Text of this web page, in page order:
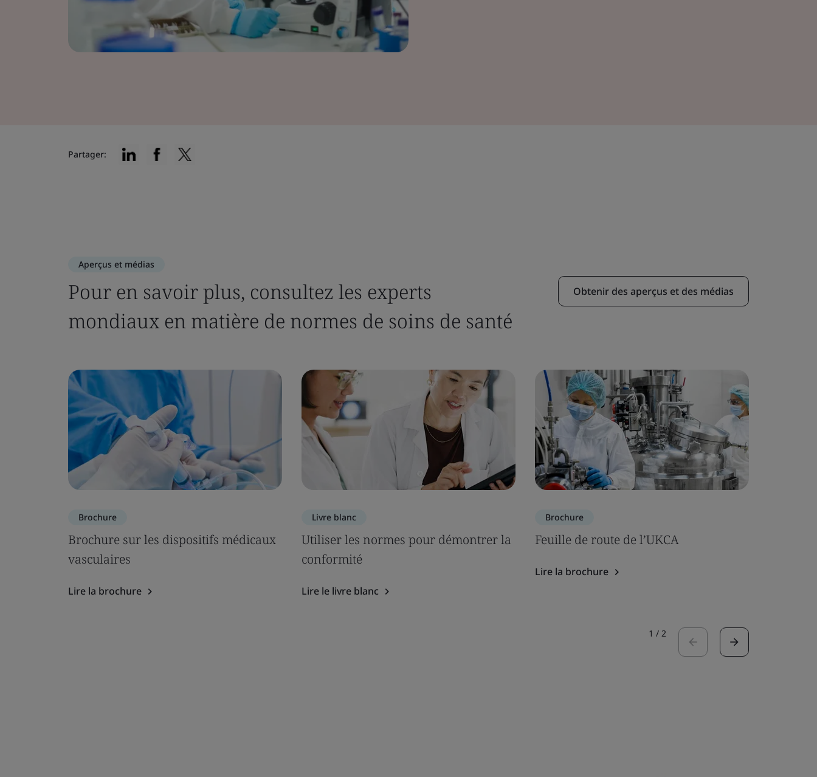
Partager:
Aperçus et médias
Pour en savoir plus, consultez les experts
mondiaux en matière de normes de soins de santé
Obtenir des aperçus et des médias
Brochure
Brochure sur les dispositifs médicaux
vasculaires
Lire la brochure
Livre blanc
Utiliser les normes pour démontrer la
conformité
Lire le livre blanc
Brochure
Feuille de route de l’UKCA
Lire la brochure
1 / 2